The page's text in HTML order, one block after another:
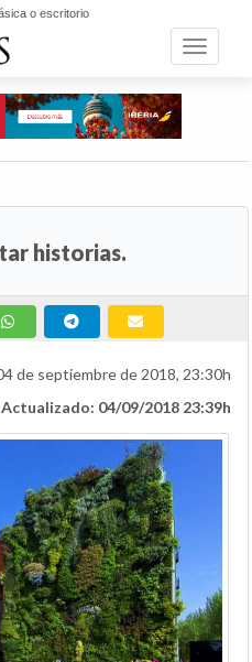
o escritorio
Toggle
historias.
de septiembre de 2018, 23:30h
Actualizado: 04/09/2018 23:39h